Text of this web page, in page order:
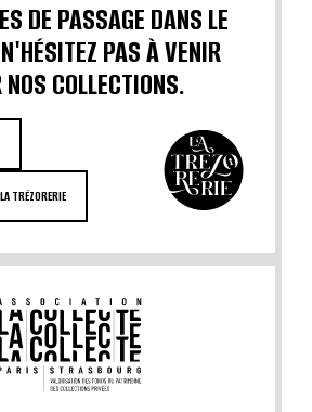
DE PASSAGE DANS LE
PAS À VENIR
COLLECTIONS.
TRÉZORERIE